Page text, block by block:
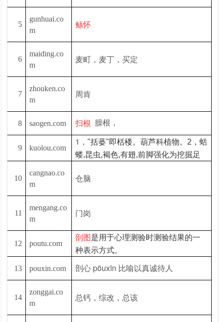
5
gunhuai.co
m
鲧怀
6
maiding.co
m
麦町，麦丁，买定
7
zhouken.co
m
周肯
8 saogen.com 臊根，
扫根
9 kuolou.com
1，"括蒌"即栝楼。葫芦科植物。2，蛞
蝼,昆虫,褐色,有翅,前脚强化为挖掘足
10
cangnao.co
m
仓脑
11
mengang.co
m
门岗
12 poutu.com
剖图 是用于心理测验时测验结果的一
种表示方式。
13 pouxin.com 剖心 pōuxīn 比喻以真诚待人
14
zonggai.co
m
总钙，综改，总该